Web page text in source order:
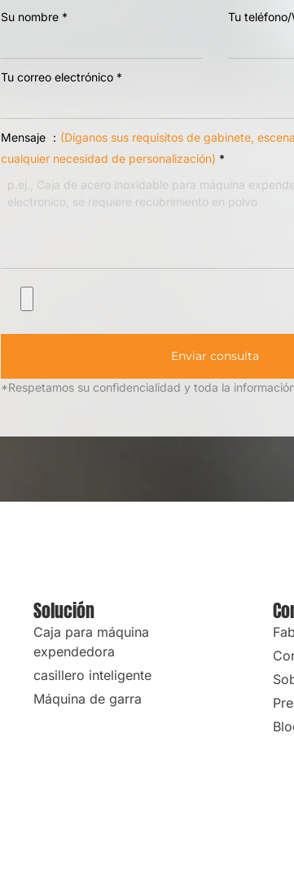
Su nombre * Tu
Tu correo electrónico *
Mensaje ： (Díganos sus requisitos de gabinete,
cualquier necesidad de personalización) *
Enviar consulta
*Respetamos su confidencialidad y toda la
Solución
Caja para máquina
expendedora
casillero inteligente
Máquina de garra